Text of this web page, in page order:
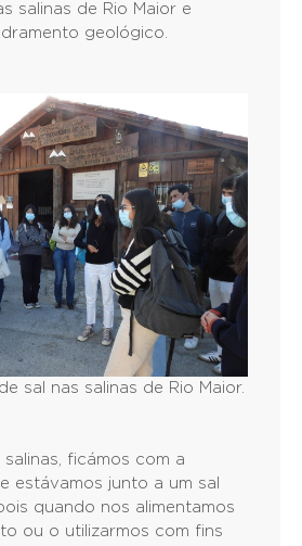
salinas de Rio Maior e
geológico.
sal nas salinas de Rio Maior.
ficámos com a
estávamos junto a um sal
quando nos alimentamos
ou o utilizarmos com fins